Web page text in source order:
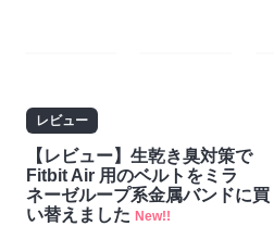
ジェ
ット
レビュー
【レビュー】生乾き臭対策で
Fitbit Air 用のベルトをミラ
ネーゼループ系金属バンドに買
い替えました New!!